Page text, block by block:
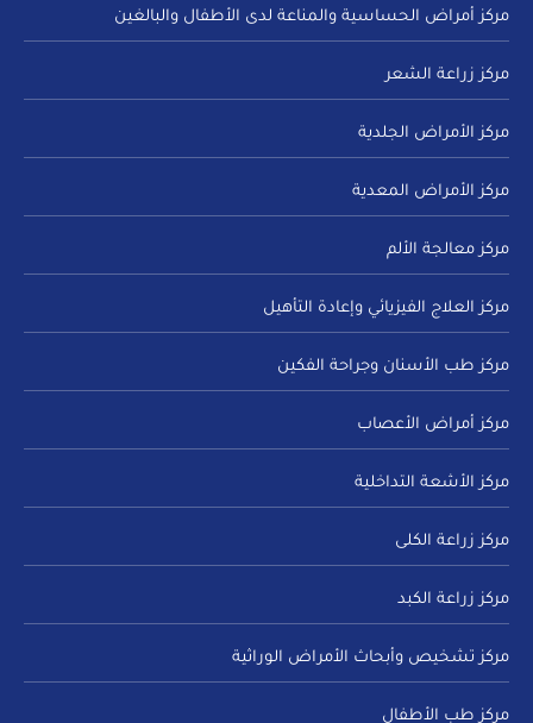
مركز أمراض الحساسية والمناعة لدى الأطفال والبالغين
مركز زراعة الشعر
مركز الأمراض الجلدية
مركز الأمراض المعدية
مركز معالجة الألم
مركز العلاج الفيزيائي وإعادة التأهيل
مركز طب الأسنان وجراحة الفكين
مركز أمراض الأعصاب
مركز الأشعة التداخلية
مركز زراعة الكلى
مركز زراعة الكبد
مركز تشخيص وأبحاث الأمراض الوراثية
مركز طب الأطفال